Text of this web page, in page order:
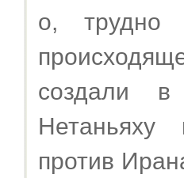
о, трудно
создали в
против